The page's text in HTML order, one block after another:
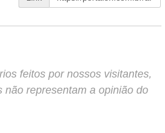
feitos por nossos visitantes,
não representam a opinião do